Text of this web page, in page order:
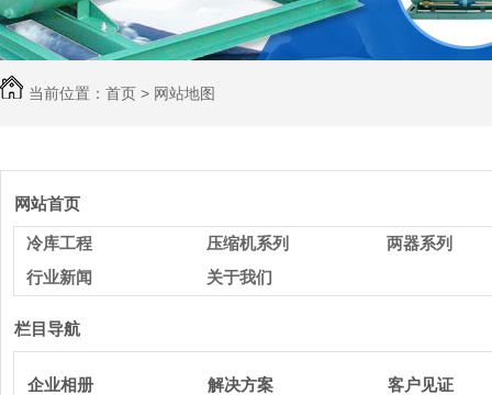
当前位置： 首页 > 网站地图
网站首页
冷库工程 压缩机系列
两器系列
行业新闻
关于我们
栏目导航
企业相册 解决方案 客户见证